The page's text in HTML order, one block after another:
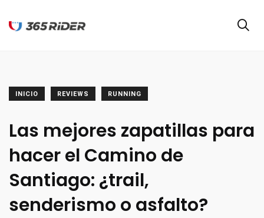
INICIO REVIEWS RUNNING
Las mejores zapatillas para
hacer el Camino de
Santiago: ¿trail,
senderismo o asfalto?